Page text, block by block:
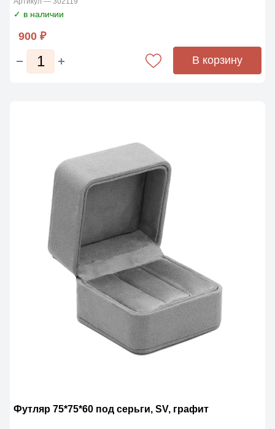
✓ в наличии
900 ₽
В корзину
Футляр 75*75*60 под серьги, SV, графит